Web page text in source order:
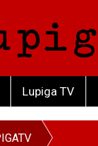
Lupiga TV